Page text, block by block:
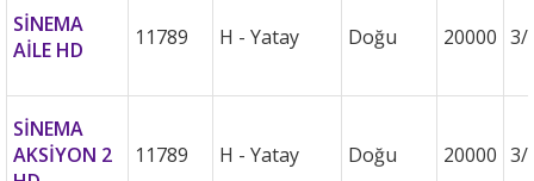
SİNEMA
AİLE HD
11789 H - Yatay Doğu 20000 3/
SİNEMA
AKSİYON 2
11789 H - Yatay Doğu 20000 3/